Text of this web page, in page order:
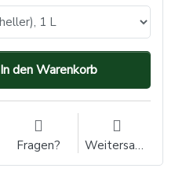
In den Warenkorb
Fragen? Weitersagen